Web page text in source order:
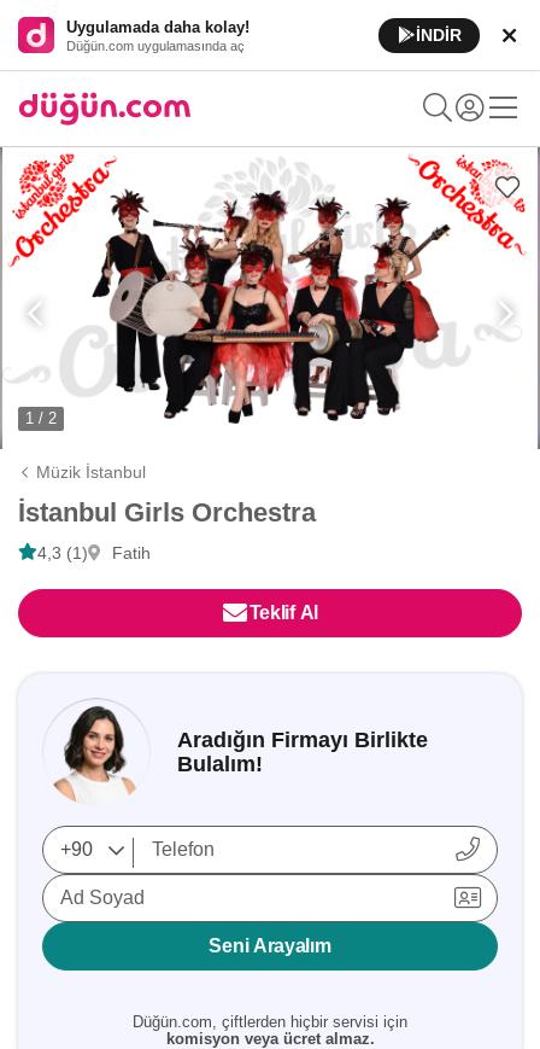
Uygulamada daha kolay!
Düğün.com uygulamasında aç
İNDİR
1 / 2
Müzik İstanbul
İstanbul Girls Orchestra
4,3 (1) Fatih
Teklif Al
Aradığın Firmayı Birlikte
Bulalım!
Ad Soyad
Seni Arayalım
Düğün.com, çiftlerden hiçbir servisi için
komisyon veya ücret almaz.